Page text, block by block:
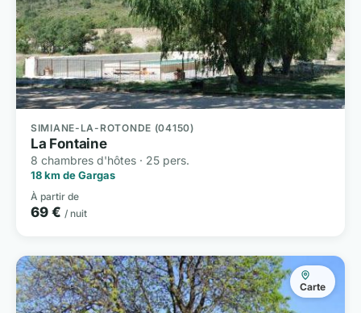
SIMIANE-LA-ROTONDE (04150)
La Fontaine
8 chambres d'hôtes · 25 pers.
18 km de Gargas
À partir de
69 € / nuit
Carte